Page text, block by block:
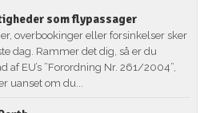
som flypassager
overbookinger eller forsinkelser sker
dag. Rammer det dig, så er du
af EU’s ”Forordning Nr. 261/2004”,
uanset om du...